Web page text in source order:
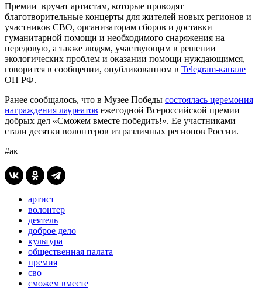
Премии вручат артистам, которые проводят
благотворительные концерты для жителей новых регионов и
участников СВО, организаторам сборов и доставки
гуманитарной помощи и необходимого снаряжения на
передовую, а также людям, участвующим в решении
экологических проблем и оказании помощи нуждающимся,
говорится в сообщении, опубликованном в Telegram-канале
ОП РФ.
Ранее сообщалось, что в Музее Победы состоялась церемония
награждения лауреатов ежегодной Всероссийской премии
добрых дел «Сможем вместе победить!». Ее участниками
стали десятки волонтеров из различных регионов России.
#ак
артист
волонтер
деятель
доброе дело
культура
общественная палата
премия
сво
сможем вместе